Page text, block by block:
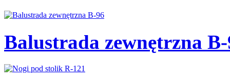
Balustrada zewnętrzna